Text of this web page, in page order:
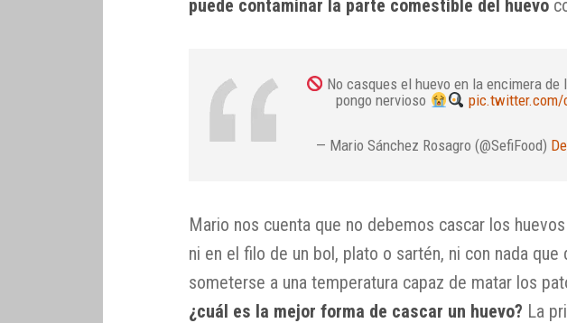
puede contaminar la parte comestible del huevo
No casques el huevo en la encimera de
pongo nervioso
pic.twitter.com/
— Mario Sánchez Rosagro (@SefiFood)
Mario nos cuenta que no debemos cascar los
ni en el filo de un bol, plato o sartén, ni con nada que
someterse a una temperatura capaz de matar los
¿cuál es la mejor forma de cascar un huevo? La